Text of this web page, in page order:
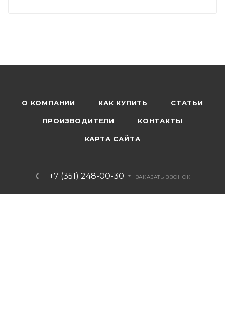
О КОМПАНИИ КАК КУПИТЬ СТАТЬИ
ПРОИЗВОДИТЕЛИ КОНТАКТЫ
КАРТА САЙТА
+7 (351) 248-00-30 ЗАКАЗАТЬ ЗВОНОК
info@artvanna.ru